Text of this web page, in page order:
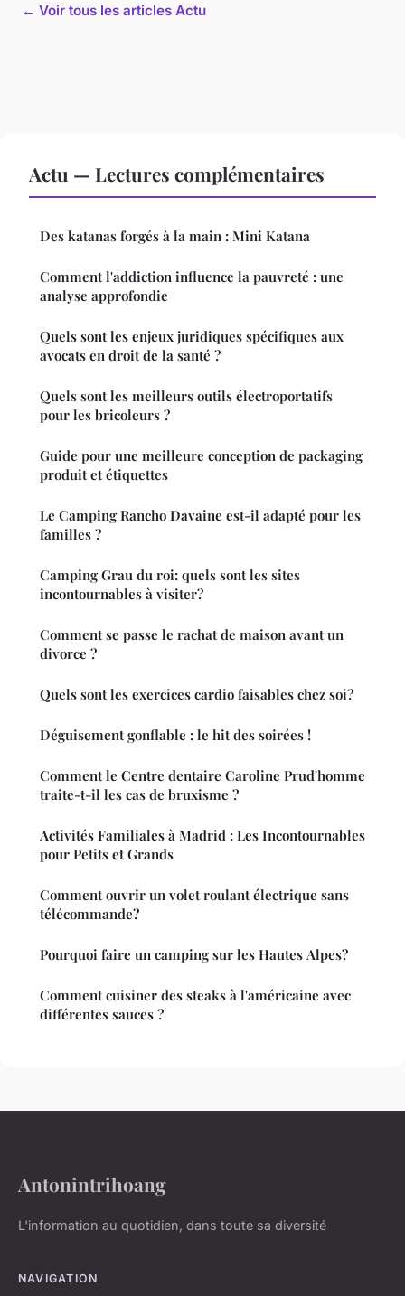
← Voir tous les articles Actu
Actu — Lectures complémentaires
Des katanas forgés à la main : Mini Katana
Comment l'addiction influence la pauvreté : une
analyse approfondie
Quels sont les enjeux juridiques spécifiques aux
avocats en droit de la santé ?
Quels sont les meilleurs outils électroportatifs
pour les bricoleurs ?
Guide pour une meilleure conception de packaging
produit et étiquettes
Le Camping Rancho Davaine est-il adapté pour les
familles ?
Camping Grau du roi: quels sont les sites
incontournables à visiter?
Comment se passe le rachat de maison avant un
divorce ?
Quels sont les exercices cardio faisables chez soi?
Déguisement gonflable : le hit des soirées !
Comment le Centre dentaire Caroline Prud'homme
traite-t-il les cas de bruxisme ?
Activités Familiales à Madrid : Les Incontournables
pour Petits et Grands
Comment ouvrir un volet roulant électrique sans
télécommande?
Pourquoi faire un camping sur les Hautes Alpes?
Comment cuisiner des steaks à l'américaine avec
différentes sauces ?
Antonintrihoang
L'information au quotidien, dans toute sa diversité
NAVIGATION